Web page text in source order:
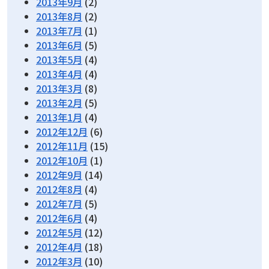
2013年8月 (2)
2013年7月 (1)
2013年6月 (5)
2013年5月 (4)
2013年4月 (4)
2013年3月 (8)
2013年2月 (5)
2013年1月 (4)
2012年12月 (6)
2012年11月 (15)
2012年10月 (1)
2012年9月 (14)
2012年8月 (4)
2012年7月 (5)
2012年6月 (4)
2012年5月 (12)
2012年4月 (18)
2012年3月 (10)